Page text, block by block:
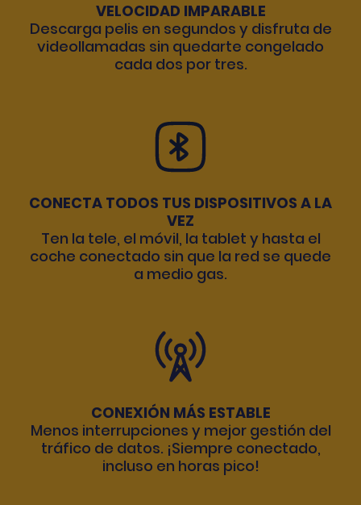
VELOCIDAD IMPARABLE
Descarga pelis en segundos y disfruta de
videollamadas sin quedarte congelado
cada dos por tres.
CONECTA TODOS TUS DISPOSITIVOS A LA
VEZ
Ten la tele, el móvil, la tablet y hasta el
coche conectado sin que la red se quede
a medio gas.
CONEXIÓN MÁS ESTABLE
Menos interrupciones y mejor gestión del
tráfico de datos. ¡Siempre conectado,
incluso en horas pico!